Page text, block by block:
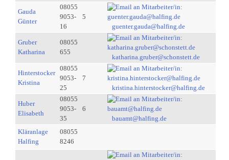
Gauda
Günter
08055
9053-
16
5
guenter.gauda@halfing.de
Gruber
Katharina
08055
655
katharina.gruber@schonstett.de
Hinterstocker
Kristina
08055
9053-
25
7
kristina.hinterstocker@halfing.de
Huber
Elisabeth
08055
9053-
35
6
bauamt@halfing.de
Kläranlage
Halfing
08055
8246